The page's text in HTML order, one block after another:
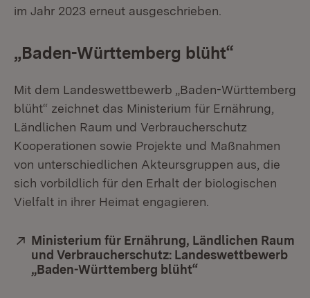
im Jahr 2023 erneut ausgeschrieben.
„Baden-Württemberg blüht“
Mit dem Landeswettbewerb „Baden-Württemberg
blüht“ zeichnet das Ministerium für Ernährung,
Ländlichen Raum und Verbraucherschutz
Kooperationen sowie Projekte und Maßnahmen
von unterschiedlichen Akteursgruppen aus, die
sich vorbildlich für den Erhalt der biologischen
Vielfalt in ihrer Heimat engagieren.
Extern:
Ministerium für Ernährung, Ländlichen Raum
und Verbraucherschutz: Landeswettbewerb
„Baden-Württemberg blüht“